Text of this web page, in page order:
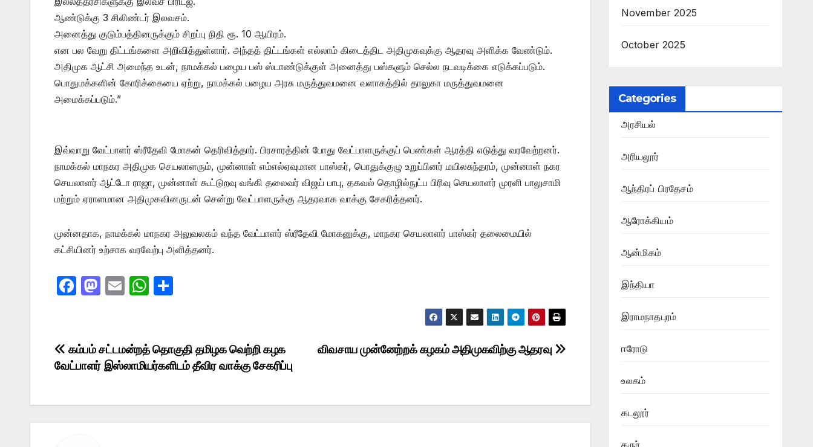
​ஆண்டுக்கு 3 சிலிண்டர் இலவசம்.
​அனைத்து குடும்பத்தினருக்கும் சிறப்பு நிதி ரூ. 10 ஆயிரம்.
​என பல வேறு திட்டங்களை அறிவித்துள்ளார். அந்தத் திட்டங்கள் எல்லாம் கிடைத்திட அதிமுகவுக்கு ஆதரவு அளிக்க வேண்டும்.
அதிமுக ஆட்சி அமைந்த உடன், நாமக்கல் பழைய பஸ் ஸ்டாண்டுக்குள் அனைத்து பஸ்களும் செல்ல நடவடிக்கை எடுக்கப்படும்.
பொதுமக்களின் கோரிக்கையை ஏற்று, நாமக்கல் பழைய அரசு மருத்துவமனை வளாகத்தில் தாலுகா மருத்துவமனை
அமைக்கப்படும்.”
​இவ்வாறு வேட்பாளர் ஸ்ரீதேவி மோகன் தெரிவித்தார். பிரசாரத்தின் போது வேட்பாளருக்குப் பெண்கள் ஆரத்தி எடுத்து வரவேற்றனர்.
நாமக்கல் மாநகர அதிமுக செயலாளரும், முன்னாள் எம்எல்ஏவுமான பாஸ்கர், பொதுக்குழு உறுப்பினர் மயிலசுந்தரம், முன்னாள் நகர
செயலாளர் ஆட்டோ ராஜா, முன்னாள் கூட்டுறவு வங்கி தலைவர் விஜய் பாபு, தகவல் தொழில்நுட்ப பிரிவு செயலாளர் முரளி பாலுசாமி
மற்றும் ஏராளமான அதிமுகவினருடன் சென்று வேட்பாளருக்கு ஆதரவாக வாக்கு சேகரித்தனர்.
முன்னதாக, நாமக்கல் மாநகர அலுவலகம் வந்த வேட்பாளர் ஸ்ரீதேவி மோகனுக்கு, மாநகர செயலாளர் பாஸ்கர் தலைமையில்
கட்சியினர் உற்சாக வரவேற்பு அளித்தனர்.
F
e
b
o
M
o
d
n
E
W
s
A
p
e
Post
navigation
விவசாய முன்னேற்றக் கழகம் அதிமுகவிற்கு ஆதரவு
கம்பம் சட்டமன்றத் தொகுதி தமிழக வெற்றி கழக
வேட்பாளர் இஸ்லாமியர்களிடம் தீவிர வாக்கு சேகரிப்பு
November 2025
October 2025
Categories
அரசியல்
அரியலூர்
ஆந்திரப் பிரதேசம்
ஆரோக்கியம்
ஆன்மிகம்
இந்தியா
இராமநாதபுரம்
ஈரோடு
உலகம்
கடலூர்
கருர்